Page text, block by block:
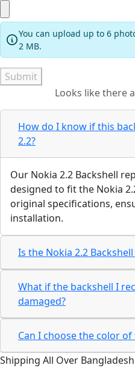
You can upload up to 6
2 MB.
Submit
Looks like there
How do I know if this
2.2?
Our Nokia 2.2 Backshell
designed to fit the Nokia
original specifications,
installation.
Is the Nokia 2.2
What if the backshell I
damaged?
Can I choose the color
Shipping All Over Bangladesh